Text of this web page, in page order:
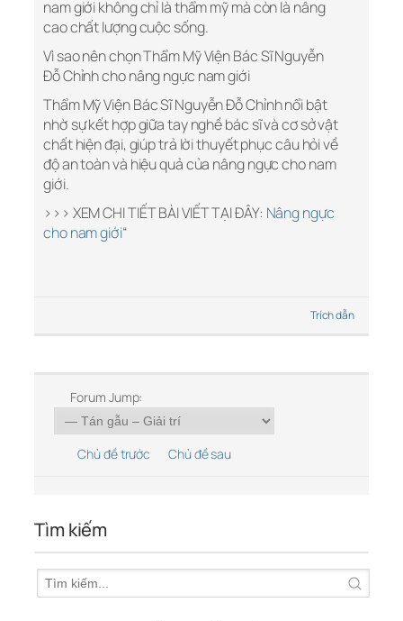
nam giới không chỉ là thẩm mỹ mà còn là nâng
cao chất lượng cuộc sống.
Vì sao nên chọn Thẩm Mỹ Viện Bác Sĩ Nguyễn
Đỗ Chỉnh cho nâng ngực nam giới
Thẩm Mỹ Viện Bác Sĩ Nguyễn Đỗ Chỉnh nổi bật
nhờ sự kết hợp giữa tay nghề bác sĩ và cơ sở vật
chất hiện đại, giúp trả lời thuyết phục câu hỏi về
độ an toàn và hiệu quả của nâng ngực cho nam
giới.
>>> XEM CHI TIẾT BÀI VIẾT TẠI ĐÂY: Nâng ngực
cho nam giới“
Trích dẫn
Forum Jump:
Chủ đề trước Chủ đề sau
Tìm kiếm